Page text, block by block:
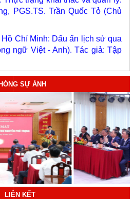
Chí Minh: Dấu ấn lịch sử qua
ngữ Việt - Anh). Tác giả: Tập
biển - Bản hùng ca bất diệt
Tác giả: TS. Vũ Trọng Hùng
con đường: Hành trình dài của
2049 (Sách tham khảo).Tác
Robert J. Ross và Gavin G.
SỰ ẢNH
LIÊN KẾT